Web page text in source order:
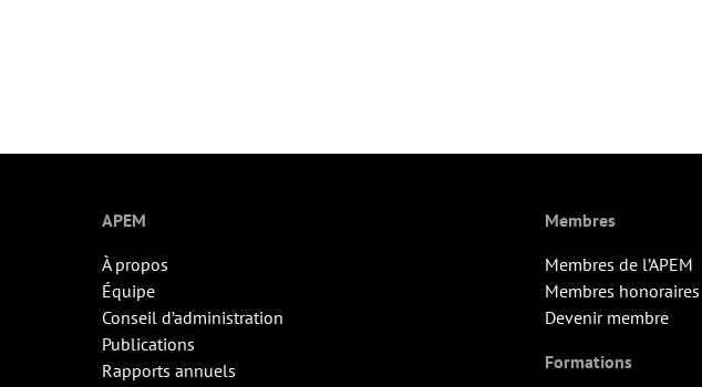
APEM
À propos
Équipe
Conseil d’administration
Publications
Rapports annuels
Membres
Membres de l’APEM
Membres honoraires
Devenir membre
Formations